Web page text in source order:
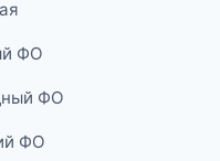
ФО
ФО
ФО